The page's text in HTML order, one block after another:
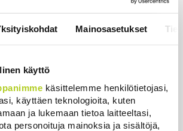
Mainosasetukset
käyttö
käsittelemme henkilötietojasi,
käyttäen teknologioita, kuten
ja lukemaan tietoa laitteeltasi,
personoituja mainoksia ja sisältöjä,
viestiminen on
presidentti